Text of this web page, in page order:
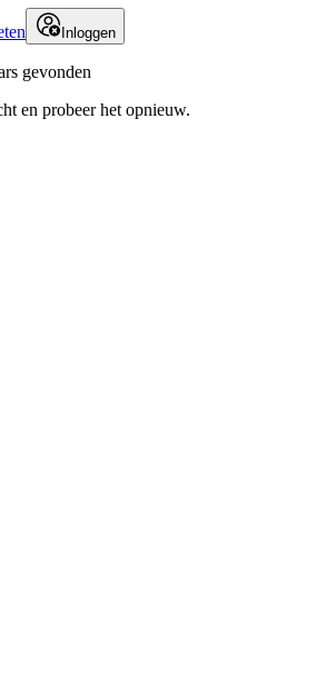
Inloggen
gevonden
en probeer het opnieuw.